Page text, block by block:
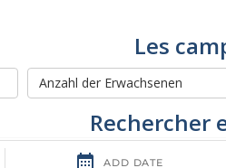
Les
Rechercher